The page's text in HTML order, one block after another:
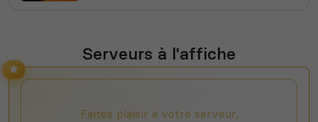
Serveurs à l'affiche
Faites plaisir à votre serveur,